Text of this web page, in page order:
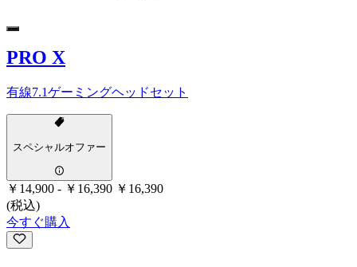
PRO X
有線7.1ゲーミングヘッドセット
スペシャルオファー
￥14,900 - ￥16,390 ￥16,390
(税込)
今すぐ購入